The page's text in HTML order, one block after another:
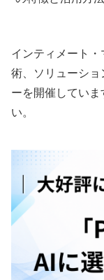
インティメート
術、ソリューシ
ーを開催してい
い。